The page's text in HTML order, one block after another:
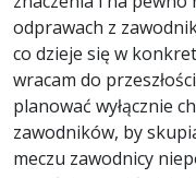
odprawach z
co dzieje się w
wracam do
planować wyłącznie
zawodników, by
meczu zawodnicy